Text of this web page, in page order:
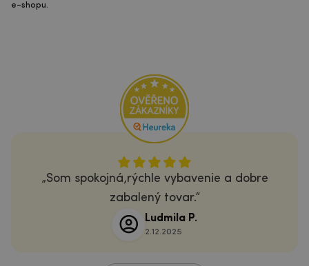
e-shopu.
Som spokojná,rýchle vybavenie a dobre
zabalený tovar.
Ludmila P.
2.12.2025